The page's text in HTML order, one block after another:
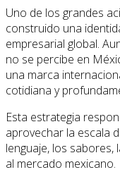
Uno de los grandes
construido una
empresarial global.
no se percibe en
una marca
cotidiana y
Esta estrategia
aprovechar la escala
lenguaje, los sabores,
al mercado mexicano.